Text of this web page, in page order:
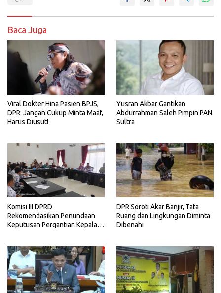
Baca Juga
Viral Dokter Hina Pasien BPJS,
DPR: Jangan Cukup Minta Maaf,
Harus Diusut!
Yusran Akbar Gantikan
Abdurrahman Saleh Pimpin PAN
Sultra
Komisi III DPRD
Rekomendasikan Penundaan
Keputusan Pergantian Kepala
DPR Soroti Akar Banjir, Tata
Ruang dan Lingkungan Diminta
Dibenahi